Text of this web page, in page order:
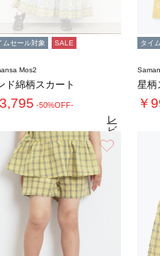
ムセール対象 SALE
Mos2
ド綿柄スカート
-50%OFF-
4.5（20）
レ
ビ
ュ
ー
タイ
星柄
￥